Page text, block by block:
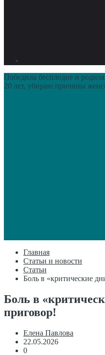
Победила бесплодие и
20 лет, убираю причины
Главная
Статьи и новости
Статьи
Боль в «критические
Боль в
приговор!
Елена Павлова
22.05.2026
0